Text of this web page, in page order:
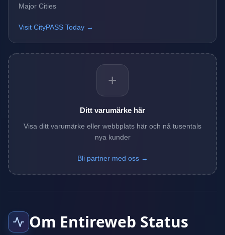
Major Cities
Visit CityPASS Today →
+
Ditt varumärke här
Visa ditt varumärke eller webbplats här och nå tusentals
nya kunder
Bli partner med oss →
Om Entireweb Status